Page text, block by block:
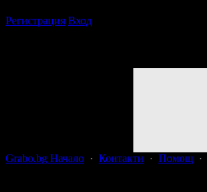
Регистрация Вход
Grabo.bg Начало · Контакти · Помощ ·